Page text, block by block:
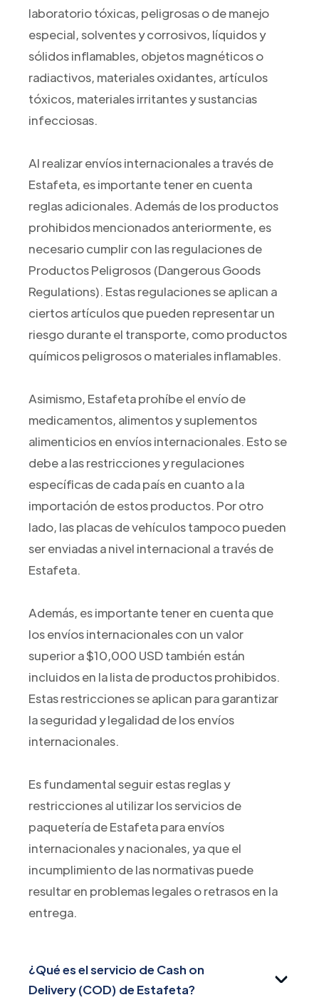
laboratorio tóxicas, peligrosas o de manejo
especial, solventes y corrosivos, líquidos y
sólidos inflamables, objetos magnéticos o
radiactivos, materiales oxidantes, artículos
tóxicos, materiales irritantes y sustancias
infecciosas.
Al realizar envíos internacionales a través de
Estafeta, es importante tener en cuenta
reglas adicionales. Además de los productos
prohibidos mencionados anteriormente, es
necesario cumplir con las regulaciones de
Productos Peligrosos (Dangerous Goods
Regulations). Estas regulaciones se aplican a
ciertos artículos que pueden representar un
riesgo durante el transporte, como productos
químicos peligrosos o materiales inflamables.
Asimismo, Estafeta prohíbe el envío de
medicamentos, alimentos y suplementos
alimenticios en envíos internacionales. Esto se
debe a las restricciones y regulaciones
específicas de cada país en cuanto a la
importación de estos productos. Por otro
lado, las placas de vehículos tampoco pueden
ser enviadas a nivel internacional a través de
Estafeta.
Además, es importante tener en cuenta que
los envíos internacionales con un valor
superior a $10,000 USD también están
incluidos en la lista de productos prohibidos.
Estas restricciones se aplican para garantizar
la seguridad y legalidad de los envíos
internacionales.
Es fundamental seguir estas reglas y
restricciones al utilizar los servicios de
paquetería de Estafeta para envíos
internacionales y nacionales, ya que el
incumplimiento de las normativas puede
resultar en problemas legales o retrasos en la
entrega.
¿Qué es el servicio de Cash on
Delivery (COD) de Estafeta?